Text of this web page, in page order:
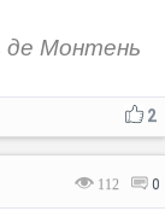
Монтень
2
112 0